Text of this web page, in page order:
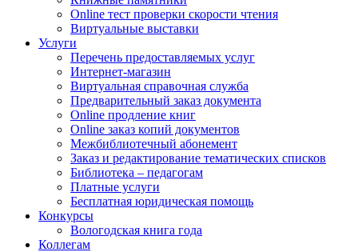
Online тест проверки скорости чтения
Виртуальные выставки
Услуги
Перечень предоставляемых услуг
Интернет-магазин
Виртуальная справочная служба
Предварительный заказ документа
Online продление книг
Online заказ копий документов
Межбиблиотечный абонемент
Заказ и редактирование тематических списков
Библиотека – педагогам
Платные услуги
Бесплатная юридическая помощь
Конкурсы
Вологодская книга года
Коллегам